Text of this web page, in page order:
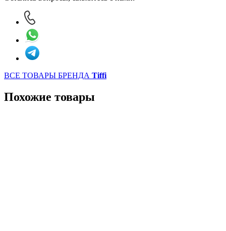
ВСЕ ТОВАРЫ БРЕНДА Tiffi
Похожие товары